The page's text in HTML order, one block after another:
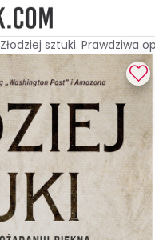
Złodziej sztuki. Prawdziwa